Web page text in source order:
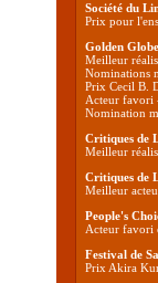
Société du
Prix pour
Golden
Meilleur
Nominations
Prix Cecil B.
Acteur favori
Nomination
Critiques de
Meilleur
Critiques de
Meilleur
People's
Acteur favori
Festival de
Prix Akira